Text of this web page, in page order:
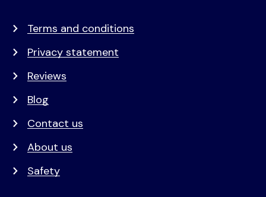
Terms and conditions
Privacy statement
Reviews
Blog
Contact us
About us
Safety